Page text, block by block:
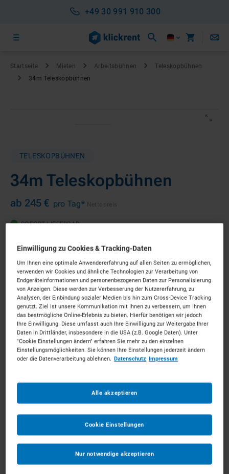
+49 30 991 910 300
Startseite Mieten Arbeitsbühnen
Teleskopbühnen
34m Teleskopbühnen
TELESKOPBÜHNEN
34m Teleskopbühnen
ab 245 € pro Tag*
SOFORT LIEFERBAR
Ab dem *
Bis zum*
Anmerkungen Optional
1
ZUM WARENKORB HINZUFÜGEN
Einwilligung zu Cookies & Tracking-Daten
Um Ihnen eine optimale Anwendererfahrung auf allen Seiten zu ermöglichen,
verwenden wir Cookies und ähnliche Technologien zur Verarbeitung von
Endgeräteinformationen und personenbezogenen Daten zur Personalisierung
von Anzeigen. Diese werden zur Verbesserung der Nutzererfahrung, zu
Analysen, der Einbindung sozialer Medien bis hin zum Cross-Device Tracking
genutzt. Ziel ist unsere Kommunikation mit Ihnen zu verbessern, um Ihnen
das bestmögliche Online-Erlebnis zu bieten. Hierfür benötigen wir jedoch
Ihre Einwilligung. Diese umfasst auch Ihre Einwilligung zur Weitergabe Ihrer
Daten in Drittländer, insbesondere in die USA (z.B. Google Daten). Unter
"Cookie Einstellungen ändern" erfahren Sie mehr zu den einzelnen
Einstellungsmöglichkeiten. Sie können Ihre Einstellungen jederzeit ändern
oder die Datenverarbeitung ablehnen. Datenschutz Impressum
Nur notwendige akzeptieren
Alle akzeptieren
Cookie Einstellungen